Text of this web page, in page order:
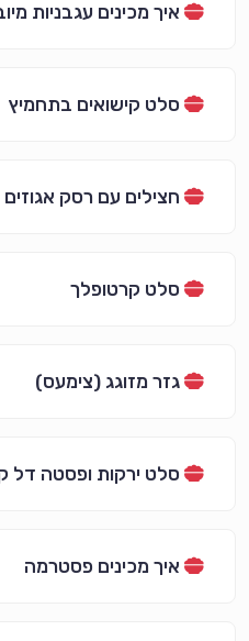
איך מכינים עגבניות
סלט קישואים בתחמיץ
חצילים עם רסק אגוזים
סלט קרטופלך
גזר מזוגג (צימעס)
סלט ירקות ופסטה דל
איך מכינים פסטרמה